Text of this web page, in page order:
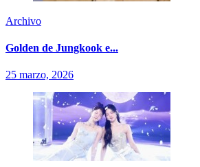
Archivo
Golden de Jungkook e...
25 marzo, 2026